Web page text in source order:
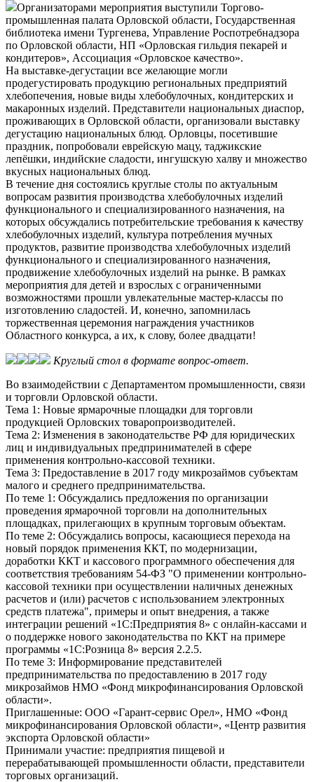
Организаторами мероприятия выступили Торгово-
промышленная палата Орловской области, Государственная
библиотека имени Тургенева, Управление Роспотребнадзора
по Орловской области, НП «Орловская гильдия пекарей и
кондитеров», Ассоциация «Орловское качество».
На выставке-дегустации все желающие могли
продегустировать продукцию региональных предприятий
хлебопечения, новые виды хлебобулочных, кондитерских и
макаронных изделий. Представители национальных диаспор,
проживающих в Орловской области, организовали выставку
дегустацию национальных блюд. Орловцы, посетившие
праздник, попробовали еврейскую мацу, таджикские
лепёшки, индийские сладости, ингушскую халву и множество
вкусных национальных блюд.
В течение дня состоялись круглые столы по актуальным
вопросам развития производства хлебобулочных изделий
функционального и специализированного назначения, на
которых обсуждались потребительские требования к качеству
хлебобулочных изделий, культура потребления мучных
продуктов, развитие производства хлебобулочных изделий
функционального и специализированного назначения,
продвижение хлебобулочных изделий на рынке. В рамках
мероприятия для детей и взрослых с ограниченными
возможностями прошли увлекательные мастер-классы по
изготовлению сладостей. И, конечно, запомнилась
торжественная церемония награждения участников
Областного конкурса, а их, к слову, более двадцати!
Круглый стол в формате вопрос-ответ.
Во взаимодействии с Департаментом промышленности, связи
и торговли Орловской области.
Тема 1: Новые ярмарочные площадки для торговли
продукцией Орловских товаропроизводителей.
Тема 2: Изменения в законодательстве РФ для юридических
лиц и индивидуальных предпринимателей в сфере
применения контрольно-кассовой техники.
Тема 3: Предоставление в 2017 году микрозаймов субъектам
малого и среднего предпринимательства.
По теме 1: Обсуждались предложения по организации
проведения ярмарочной торговли на дополнительных
площадках, прилегающих в крупным торговым объектам.
По теме 2: Обсуждались вопросы, касающиеся перехода на
новый порядок применения ККТ, по модернизации,
доработки ККТ и кассового программного обеспечения для
соответствия требованиям 54-ФЗ "О применении контрольно-
кассовой техники при осуществлении наличных денежных
расчетов и (или) расчетов с использованием электронных
средств платежа", примеры и опыт внедрения, а также
интеграции решений «1С:Предприятия 8» с онлайн-кассами и
о поддержке нового законодательства по ККТ на примере
программы «1С:Розница 8» версия 2.2.5.
По теме 3: Информирование представителей
предпринимательства по предоставлению в 2017 году
микрозаймов НМО «Фонд микрофинансирования Орловской
области».
Приглашенные: ООО «Гарант-сервис Орел», НМО «Фонд
микрофинансирования Орловской области», «Центр развития
экспорта Орловской области»
Принимали участие: предприятия пищевой и
перерабатывающей промышленности области, представители
торговых организаций.